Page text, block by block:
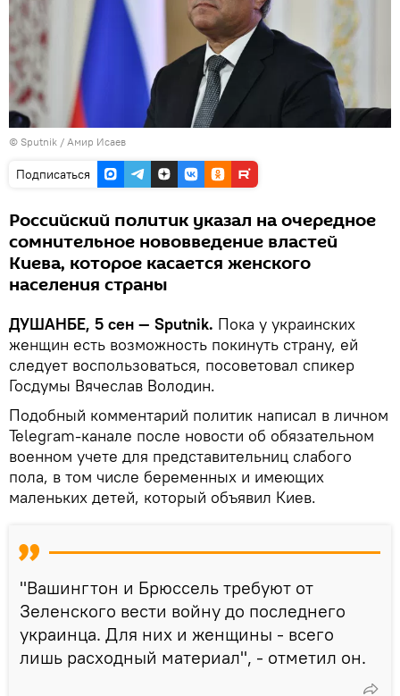
© Sputnik / Амир Исаев
Подписаться
Российский политик указал на очередное
сомнительное нововведение властей
Киева, которое касается женского
населения страны
ДУШАНБЕ, 5 сен — Sputnik. Пока у украинских
женщин есть возможность покинуть страну, ей
следует воспользоваться, посоветовал спикер
Госдумы Вячеслав Володин.
Подобный комментарий политик написал в личном
Telegram-канале после новости об обязательном
военном учете для представительниц слабого
пола, в том числе беременных и имеющих
маленьких детей, который объявил Киев.
"Вашингтон и Брюссель требуют от
Зеленского вести войну до последнего
украинца. Для них и женщины - всего
лишь расходный материал", - отметил он.